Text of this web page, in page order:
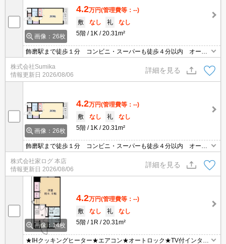
画像：26枚
4.2万円(管理費等：--)
敷
なし 礼
なし
5階
1K 20.31m²
飾磨駅まで徒歩１分 コンビニ・スーパーも徒歩４分以内 オート
ロック付きマンション
株式会社Sumika
情報更新日 2026/08/06
詳細を見る
画像：26枚
4.2万円(管理費等：--)
敷
なし 礼
なし
5階
1K 20.31m²
飾磨駅まで徒歩１分 コンビニ・スーパーも徒歩４分以内 オート
ロック付きマンション
株式会社家ログ 本店
情報更新日 2026/08/06
詳細を見る
画像：14枚
4.2万円(管理費等：--)
敷
なし 礼
なし
5階
1R 20.31m²
★IHクッキングヒーター★エアコン★オートロック★TV付インター